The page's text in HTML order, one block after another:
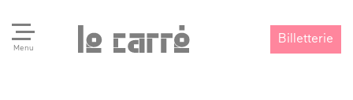
Menu
Billetterie